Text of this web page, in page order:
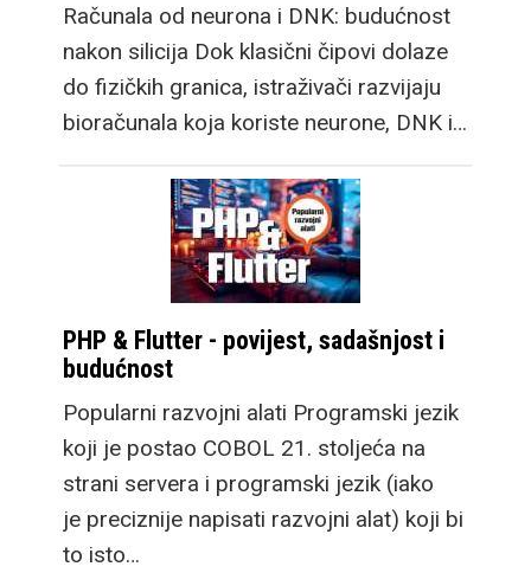
Računala od neurona i DNK: budućnost
nakon silicija Dok klasični čipovi dolaze
do fizičkih granica, istraživači razvijaju
bioračunala koja koriste neurone, DNK i…
PHP & Flutter - povijest, sadašnjost i
budućnost
Popularni razvojni alati Programski jezik
koji je postao COBOL 21. stoljeća na
strani servera i programski jezik (iako
je preciznije napisati razvojni alat) koji bi
to isto…